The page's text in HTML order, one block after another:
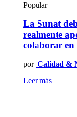
Popular
La Sunat
realmente
colaborar
por Calidad &
Leer más